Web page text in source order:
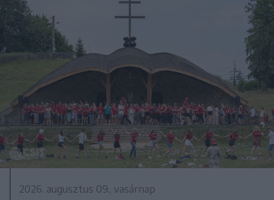
2026. augusztus 09., vasárnap